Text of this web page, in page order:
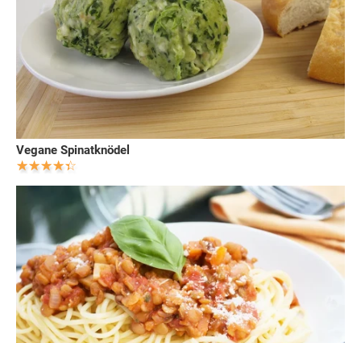
Vegane Spinatknödel